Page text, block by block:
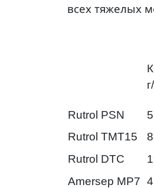
всех тяжелых
Rutrol PSN
Rutrol TMT15
Rutrol DTC
Amersep MP7